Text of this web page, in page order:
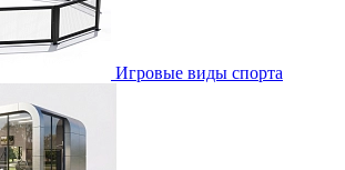
Игровые виды спорта